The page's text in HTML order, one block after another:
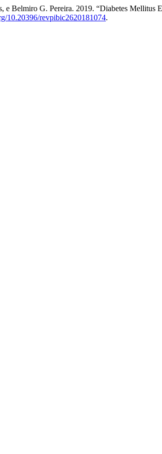
Belmiro G. Pereira. 2019. “Diabetes Mellitus
10.20396/revpibic2620181074.